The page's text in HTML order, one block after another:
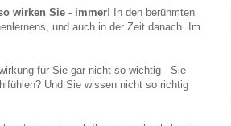
wirken Sie - immer! In den berühmten
und auch in der Zeit danach. Im
für Sie gar nicht so wichtig - Sie
Und Sie wissen nicht so richtig